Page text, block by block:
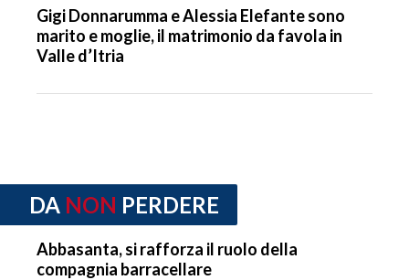
Gigi Donnarumma e Alessia Elefante sono
marito e moglie, il matrimonio da favola in
Valle d’Itria
DA NON PERDERE
Abbasanta, si rafforza il ruolo della
compagnia barracellare